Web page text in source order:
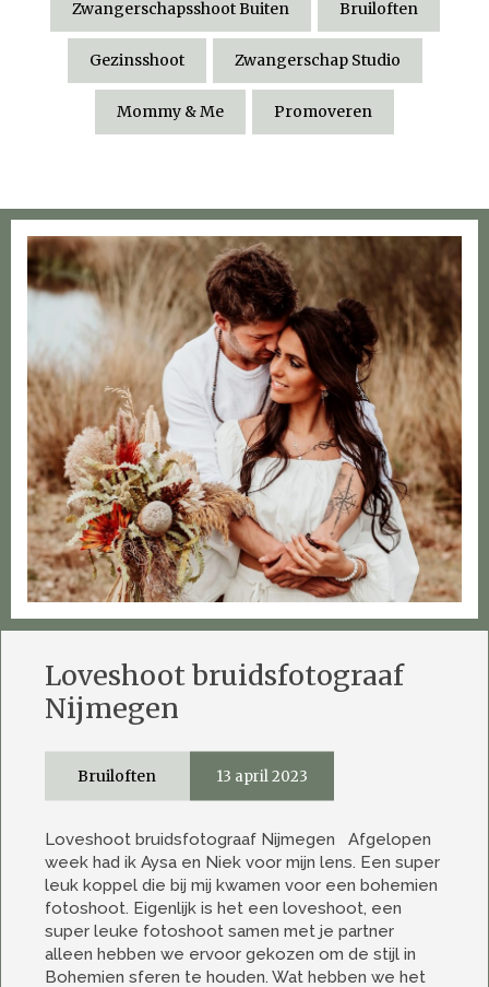
Zwangerschapsshoot Buiten Bruiloften
Gezinsshoot Zwangerschap Studio
Mommy & Me Promoveren
Loveshoot bruidsfotograaf
Nijmegen
13 april 2023
Bruiloften
Loveshoot bruidsfotograaf Nijmegen Afgelopen
week had ik Aysa en Niek voor mijn lens. Een super
leuk koppel die bij mij kwamen voor een bohemien
fotoshoot. Eigenlijk is het een loveshoot, een
super leuke fotoshoot samen met je partner
alleen hebben we ervoor gekozen om de stijl in
Bohemien sferen te houden. Wat hebben we het